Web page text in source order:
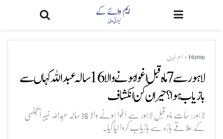
Home اہم خبریں
لاہور سے 7 ماہ قبل اغوا ہونے والا 16 سالہ عبداللہ کہا ں سے
بازیاب ہوا ؟ حیران کن انکشاف
لاہور: سات ماہ قبل لاہور سے اغوا ہونے والا 16 سالہ عبداللہ خیبر ایجنسی
کے علاقے باڑہ سے بازیاب کروا لیا گیا۔